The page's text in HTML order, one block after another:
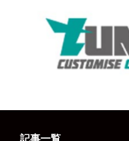
記事一覧